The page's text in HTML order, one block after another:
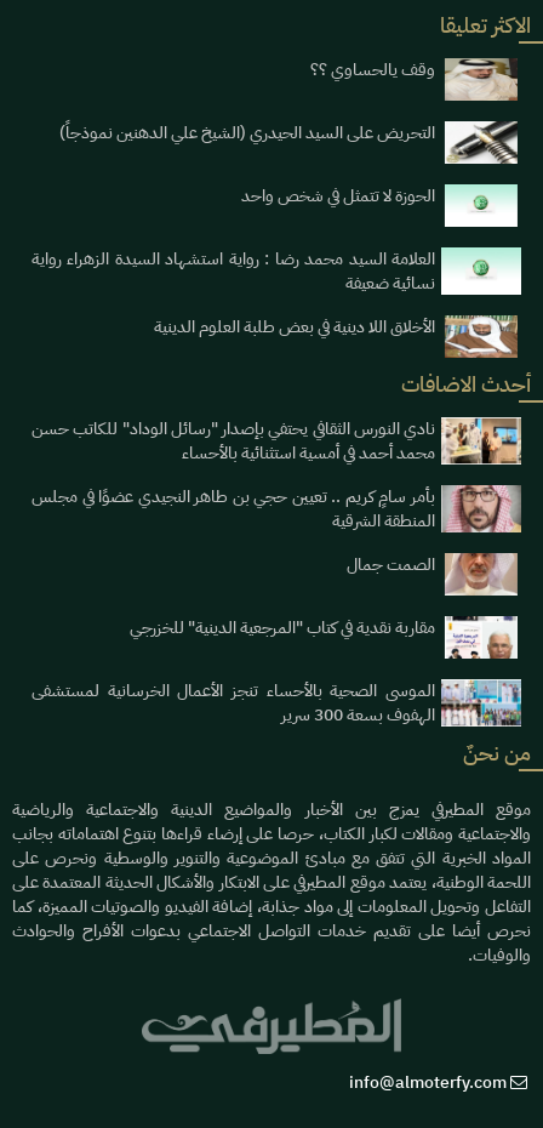
الاكثر تعليقا
وقف يالحساوي ؟؟
التحريض على السيد الحيدري (الشيخ علي الدهنين نموذجاً)
الحوزة لا تتمثل في شخص واحد
العلامة السيد محمد رضا : رواية استشهاد السيدة الزهراء رواية
نسائية ضعيفة
الأخلاق اللا دينية في بعض طلبة العلوم الدينية
أحدث الاضافات
نادي النورس الثقافي يحتفي بإصدار "رسائل الوداد" للكاتب حسن
محمد أحمد في أمسية استثنائية بالأحساء
بأمر سامٍ كريم .. تعيين حجي بن طاهر النجيدي عضوًا في مجلس
المنطقة الشرقية
الصمت جمال
مقاربة نقدية في كتاب "المرجعية الدينية" للخزرجي
الموسى الصحية بالأحساء تنجز الأعمال الخرسانية لمستشفى
الهفوف بسعة 300 سرير
من نحنٌ
موقع المطيرفي يمزج بين الأخبار والمواضيع الدينية والاجتماعية والرياضية
والاجتماعية ومقالات لكبار الكتاب، حرصا على إرضاء قراءها بتنوع اهتماماته بجانب
المواد الخبرية التي تتفق مع مبادئ الموضوعية والتنوير والوسطية ونحرص على
اللحمة الوطنية، يعتمد موقع المطيرفي على الابتكار والأشكال الحديثة المعتمدة على
التفاعل وتحويل المعلومات إلى مواد جذابة، إضافة الفيديو والصوتيات المميزة، كما
نحرص أيضا على تقديم خدمات التواصل الاجتماعي بدعوات الأفراح والحوادث
والوفيات.
info@almoterfy.com